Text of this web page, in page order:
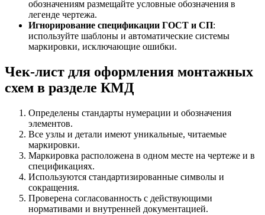
обозначениям размещайте условные обозначения в
легенде чертежа.
Игнорирование спецификации ГОСТ и СП:
используйте шаблоны и автоматические системы
маркировки, исключающие ошибки.
Чек-лист для оформления монтажных
схем в разделе КМД
Определены стандарты нумерации и обозначения
элементов.
Все узлы и детали имеют уникальные, читаемые
маркировки.
Маркировка расположена в одном месте на чертеже и в
спецификациях.
Используются стандартизированные символы и
сокращения.
Проверена согласованность с действующими
нормативами и внутренней документацией.